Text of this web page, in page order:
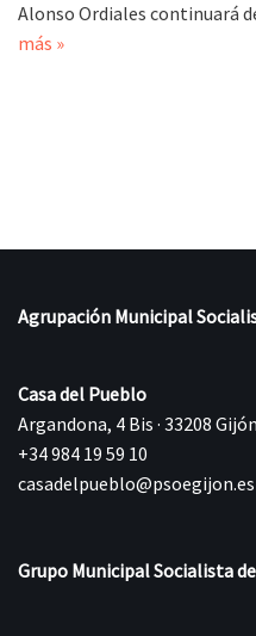
Alonso Ordiales continuará
más »
Agrupación Municipal
Casa del Pueblo
Argandona, 4 Bis · 33208
+34 984 19 59 10
casadelpueblo@psoegijon.es
Grupo Municipal Socialista